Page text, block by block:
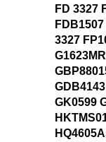
FD 3327
3327
GK0599